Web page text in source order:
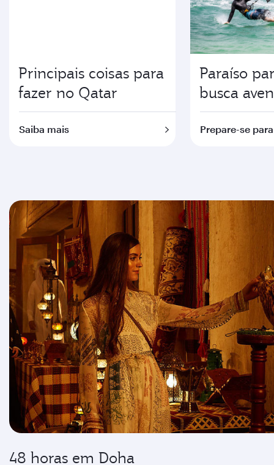
Principais coisas para
fazer no Qatar
Saiba mais
Paraíso
busca
Prepare-se
48 horas em Doha